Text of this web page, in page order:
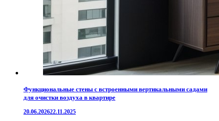
Функциональные стены с встроенными вертикальными садами
для очистки воздуха в квартире
20.06.202622.11.2025